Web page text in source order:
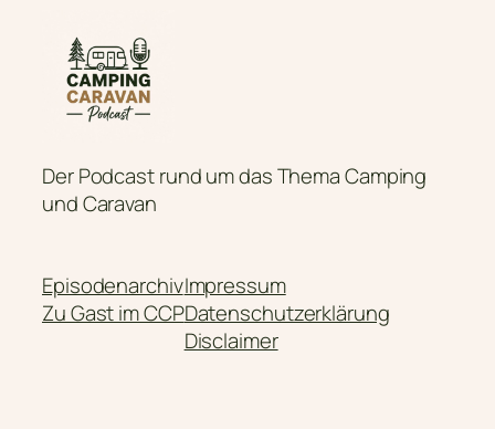
Der Podcast rund um das Thema Camping
und Caravan
Episodenarchiv
Zu Gast im CCP
Impressum
Datenschutzerklärung
Disclaimer